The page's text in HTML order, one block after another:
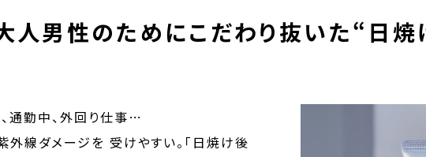
人男性のためにこだわり抜いた“日
通勤中、外回り仕事…
線ダメージを 受けやすい。「日焼け後